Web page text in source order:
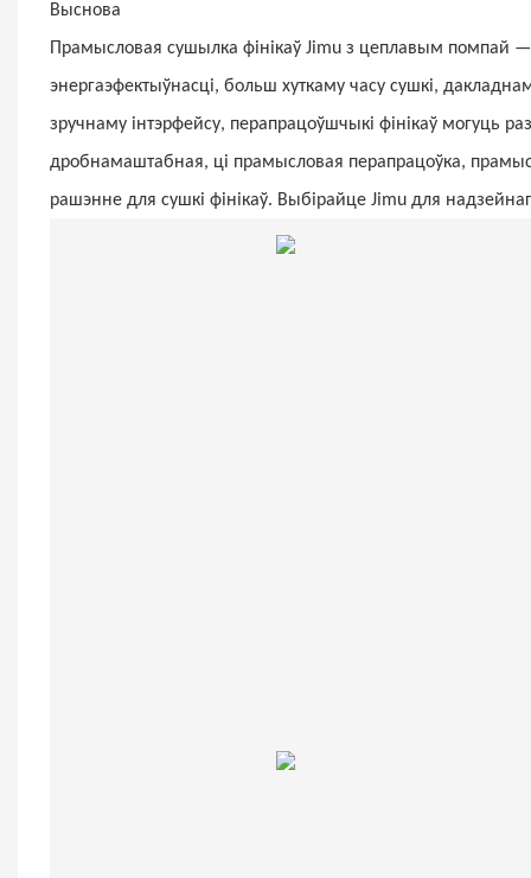
Выснова
Прамысловая сушылка фінікаў Jimu з цеплавым помпай —
энергаэфектыўнасці, больш хуткаму часу сушкі,
зручнаму інтэрфейсу, перапрацоўшчыкі фінікаў могуць
дробнамаштабная, ці прамысловая перапрацоўка,
рашэнне для сушкі фінікаў. Выбірайце Jimu для